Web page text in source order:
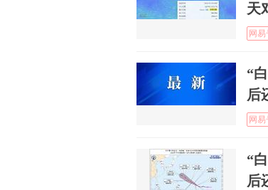
天
网易
“
后
网易
“
后